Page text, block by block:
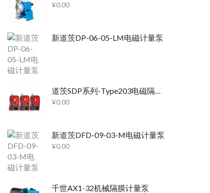
¥0.00
新道茨DP-06-05-LM电磁计量泵
道茨SDP系列-Type203电磁隔膜泵
¥0.00
新道茨DFD-09-03-M电磁计量泵
¥0.00
千世AX1-32机械隔膜计量泵